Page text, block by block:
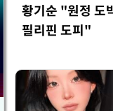
황기순 "원정 도
필리핀 도피"